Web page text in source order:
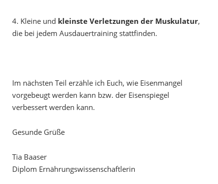
4. Kleine und kleinste Verletzungen der Muskulatur,
die bei jedem Ausdauertraining stattfinden.
Im nächsten Teil erzähle ich Euch, wie Eisenmangel
vorgebeugt werden kann bzw. der Eisenspiegel
verbessert werden kann.
Gesunde Grüße
Tia Baaser
Diplom Ernährungswissenschaftlerin